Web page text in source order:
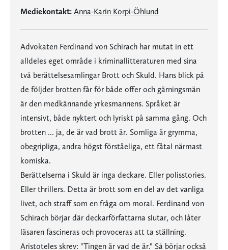
Mediekontakt: Anna-Karin Korpi-Öhlund
Advokaten Ferdinand von Schirach har mutat in ett
alldeles eget område i kriminallitteraturen med sina
två berättelsesamlingar Brott och Skuld. Hans blick på
de följder brotten får för både offer och gärningsmän
är den medkännande yrkesmannens. Språket är
intensivt, både nyktert och lyriskt på samma gång. Och
brotten ... ja, de är vad brott är. Somliga är grymma,
obegripliga, andra högst förståeliga, ett fåtal närmast
komiska.
Berättelserna i Skuld är inga deckare. Eller polisstories.
Eller thrillers. Detta är brott som en del av det vanliga
livet, och straff som en fråga om moral. Ferdinand von
Schirach börjar där deckarförfattarna slutar, och låter
läsaren fascineras och provoceras att ta ställning.
Aristoteles skrev: "Tingen är vad de är." Så börjar också